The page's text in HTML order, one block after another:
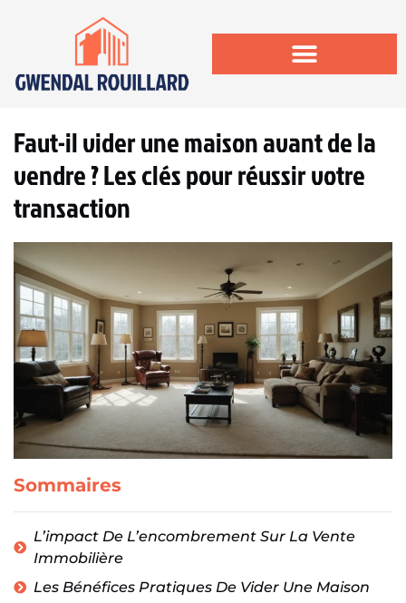
Faut-il vider une maison avant de la
vendre ? Les clés pour réussir votre
transaction
Sommaires
L’impact De L’encombrement Sur La Vente
Immobilière
Les Bénéfices Pratiques De Vider Une Maison